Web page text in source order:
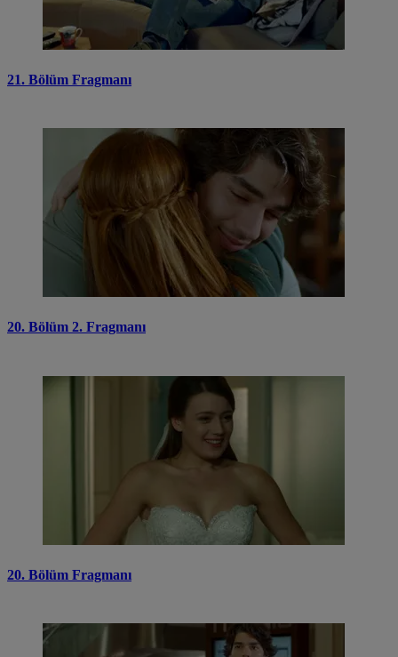
21. Bölüm Fragmanı
20. Bölüm 2. Fragmanı
20. Bölüm Fragmanı